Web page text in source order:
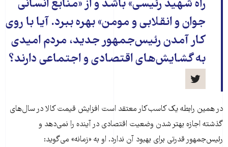
راه شهید رئیسی» باشد و از «منابع انسانی
جوان و انقلابی و مومن» بهره ببرد. آیا با روی
کار آمدن رئیس‌جمهور جدید، مردم امیدی
به گشایش‌های اقتصادی و اجتماعی دارند؟
در همین رابطه یک کاسب‌کار معتقد است افزایش قیمت‌ کالا در سال‌های
گذشته اجازه بهتر شدن وضعیت اقتصادی در آینده را نمی‌دهد و
رئیس‌جمهور قدرتی برای بهبود آن ندارد. او به «زمانه» می‌گوید: